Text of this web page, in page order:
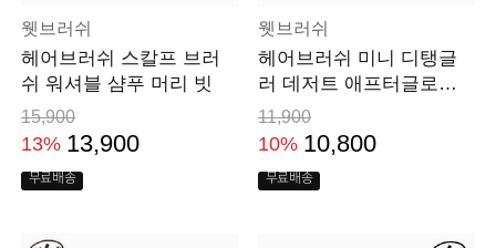
웻브러쉬
헤어브러쉬 스칼프 브러
쉬 워셔블 샴푸 머리 빗
15,900
13% 13,900
무료배송
웻브러쉬
헤어브러쉬 미니 디탱글
러 데저트 애프터글로우
드라이 머리 빗
11,900
10% 10,800
무료배송